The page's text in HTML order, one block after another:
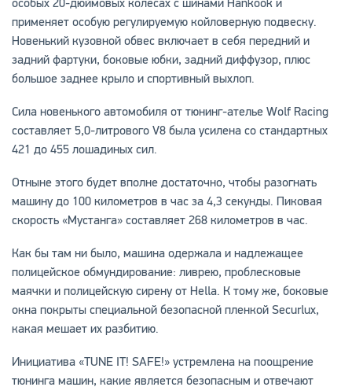
применяет особую регулируемую койловерную подвеску.
Новенький кузовной обвес включает в себя передний и
задний фартуки, боковые юбки, задний диффузор, плюс
большое заднее крыло и спортивный выхлоп.
Сила новенького автомобиля от тюнинг-ателье Wolf Racing
составляет 5,0-литрового V8 была усилена со стандартных
421 до 455 лошадиных сил.
Отныне этого будет вполне достаточно, чтобы разогнать
машину до 100 километров в час за 4,3 секунды. Пиковая
скорость «Мустанга» составляет 268 километров в час.
Как бы там ни было, машина одержала и надлежащее
полицейское обмундирование: ливрею, проблесковые
маячки и полицейскую сирену от Hella. К тому же, боковые
окна покрыты специальной безопасной пленкой Securlux,
какая мешает их разбитию.
Инициатива «TUNE IT! SAFE!» устремлена на поощрение
тюнинга машин, какие является безопасным и отвечают